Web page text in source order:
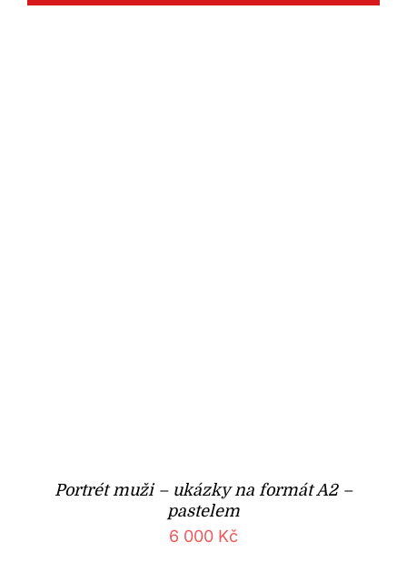
Portrét muži – ukázky na formát A2 –
pastelem
6 000 Kč